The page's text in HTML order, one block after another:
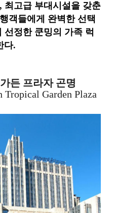
최고급 부대시설을 갖춘
객들에게 완벽한 선택
선정한 쿤밍의 가족 럭
다.
든 프라자 곤명
Tropical Garden Plaza